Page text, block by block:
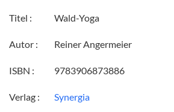
Titel : Wald-Yoga
Autor : Reiner Angermeier
ISBN : 9783906873886
Verlag : Synergia